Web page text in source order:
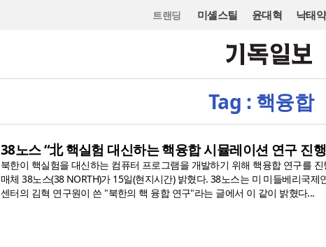
트랜딩 미셸스틸 윤대혁 낙태약
Tag : 핵융합
38노스 “北 핵실험 대신하는 핵융합 시뮬레이션 연구 진
북한이 핵실험을 대신하는 컴퓨터 프로그램을 개발하기 위해 핵융합 연구를
매체 38노스(38 NORTH)가 15일(현지시간) 밝혔다. 38노스는 미 미들베리국
센터의 김혁 연구원이 쓴 "북한의 핵 융합 연구"라는 글에서 이 같이 밝혔다...